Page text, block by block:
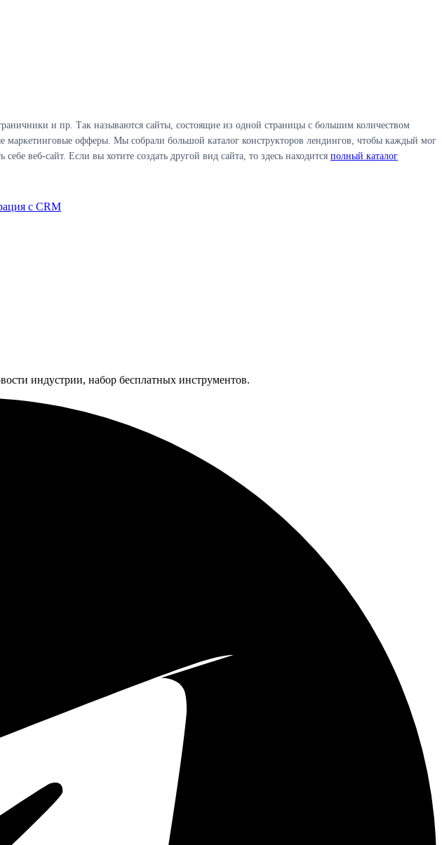
и пр. Так называются сайты, состоящие из одной страницы с большим количеством
офферы. Мы собрали большой каталог конструкторов лендингов, чтобы каждый мог
веб-сайт. Если вы хотите создать другой вид сайта, то здесь находится полный каталог
с CRM
индустрии, набор бесплатных инструментов.